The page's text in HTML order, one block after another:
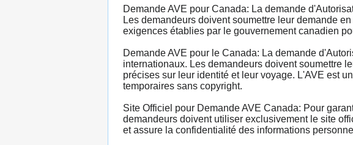
Demande AVE pour Canada: La demande
Les demandeurs doivent soumettre leur demande
exigences établies par le gouvernement canadien
Demande AVE pour le Canada: La demande
internationaux. Les demandeurs doivent soumettre
précises sur leur identité et leur voyage. L'AVE est
temporaires sans copyright.
Site Officiel pour Demande AVE Canada: Pour
demandeurs doivent utiliser exclusivement le site
et assure la confidentialité des informations